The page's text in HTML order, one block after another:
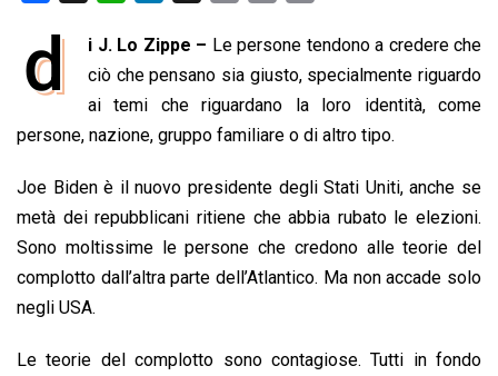
e
o
k
a
t
s
A
p
n
k
e
d
n
r
e
a
d
a
i
l
p
y
L
i
k
i
n
d i J. Lo Zippe – Le persone tendono a credere che
ciò che pensano sia giusto, specialmente riguardo
ai temi che riguardano la loro identità, come
persone, nazione, gruppo familiare o di altro tipo.
Joe Biden è il nuovo presidente degli Stati Uniti, anche se
metà dei repubblicani ritiene che abbia rubato le elezioni.
Sono moltissime le persone che credono alle teorie del
complotto dall’altra parte dell’Atlantico. Ma non accade solo
negli USA.
Le teorie del complotto sono contagiose. Tutti in fondo